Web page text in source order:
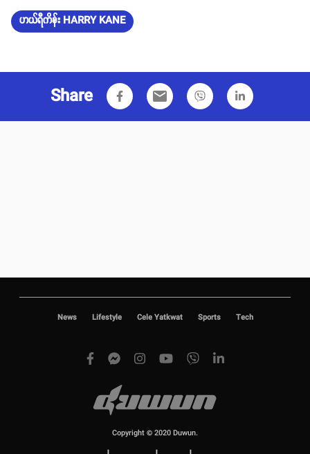
ဟယ်ရီကိန်း HARRY KANE
Share email
News Lifestyle Cele Yatkwat Sports Tech
Copyright © 2020 Duwun.